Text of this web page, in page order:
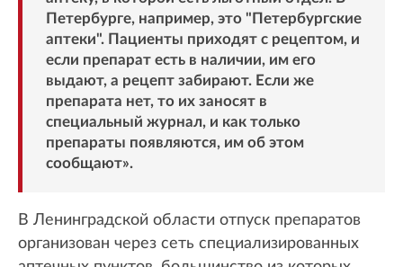
Петербурге, например, это "Петербургские
аптеки". Пациенты приходят с рецептом, и
если препарат есть в наличии, им его
выдают, а рецепт забирают. Если же
препарата нет, то их заносят в
специальный журнал, и как только
препараты появляются, им об этом
сообщают».
В Ленинградской области отпуск препаратов
организован через сеть специализированных